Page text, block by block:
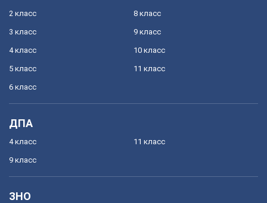
2 класс
3 класс
4 класс
5 класс
6 класс
8 класс
9 класс
10 класс
11 класс
ДПА
4 класс
9 класс
11 класс
ЗНО